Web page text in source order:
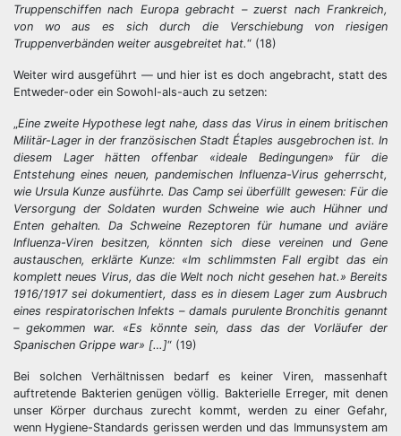
Truppenschiffen nach Europa gebracht – zuerst nach Frankreich,
von wo aus es sich durch die Verschiebung von riesigen
Truppenverbänden weiter ausgebreitet hat.“ (18)
Weiter wird ausgeführt — und hier ist es doch angebracht, statt des
Entweder-oder ein Sowohl-als-auch zu setzen:
„Eine zweite Hypothese legt nahe, dass das Virus in einem britischen
Militär-Lager in der französischen Stadt Étaples ausgebrochen ist. In
diesem Lager hätten offenbar «ideale Bedingungen» für die
Entstehung eines neuen, pandemischen Influenza-Virus geherrscht,
wie Ursula Kunze ausführte. Das Camp sei überfüllt gewesen: Für die
Versorgung der Soldaten wurden Schweine wie auch Hühner und
Enten gehalten. Da Schweine Rezeptoren für humane und aviäre
Influenza-Viren besitzen, könnten sich diese vereinen und Gene
austauschen, erklärte Kunze: «Im schlimmsten Fall ergibt das ein
komplett neues Virus, das die Welt noch nicht gesehen hat.» Bereits
1916/1917 sei dokumentiert, dass es in diesem Lager zum Ausbruch
eines respiratorischen Infekts – damals purulente Bronchitis genannt
– gekommen war. «Es könnte sein, dass das der Vorläufer der
Spanischen Grippe war» […]“ (19)
Bei solchen Verhältnissen bedarf es keiner Viren, massenhaft
auftretende Bakterien genügen völlig. Bakterielle Erreger, mit denen
unser Körper durchaus zurecht kommt, werden zu einer Gefahr,
wenn Hygiene-Standards gerissen werden und das Immunsystem am